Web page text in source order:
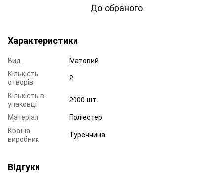
До обраного
Характеристики
Вид
Матовий
Кількість
отворів
2
Кількість в
упаковці
2000 шт.
Матеріал
Поліестер
Країна
виробник
Туреччина
Відгуки